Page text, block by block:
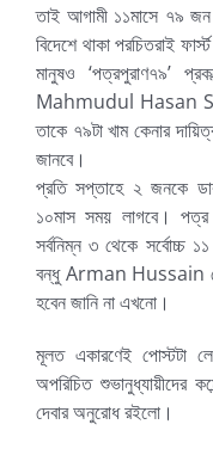
তাই আগামী ১১মাসে ৭৯
বিদেশে থাকা পরচিতরাই
মানুষও ‘পত্রপুরাণ৭৯’
Mahmudul Hasan
তাকে ৭৯টা খাম কেনার
জানবে।
প্রতি সপ্তাহে ২ জনকে
১০মাস সময় লাগবে।
সর্বনিম্ন ৩ থেকে সর্বোচ্চ
বন্ধু Arman Hussain কে
হবেন জানি না এখনো।
মূলত একারণেই পোস্টটা
অপরিচিত শুভানুধ্যায়ীদের
দেবার অনুরোধ রইলো।